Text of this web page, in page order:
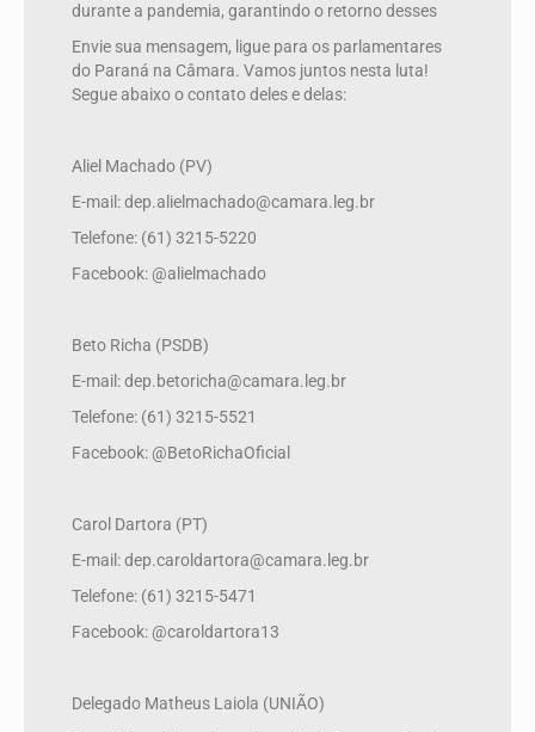
durante a pandemia, garantindo o retorno desses
Envie sua mensagem, ligue para os parlamentares
do Paraná na Câmara. Vamos juntos nesta luta!
Segue abaixo o contato deles e delas:
Aliel Machado (PV)
E-mail: dep.alielmachado@camara.leg.br
Telefone: (61) 3215-5220
Facebook: @alielmachado
Beto Richa (PSDB)
E-mail: dep.betoricha@camara.leg.br
Telefone: (61) 3215-5521
Facebook: @BetoRichaOficial
Carol Dartora (PT)
E-mail: dep.caroldartora@camara.leg.br
Telefone: (61) 3215-5471
Facebook: @caroldartora13
Delegado Matheus Laiola (UNIÃO)